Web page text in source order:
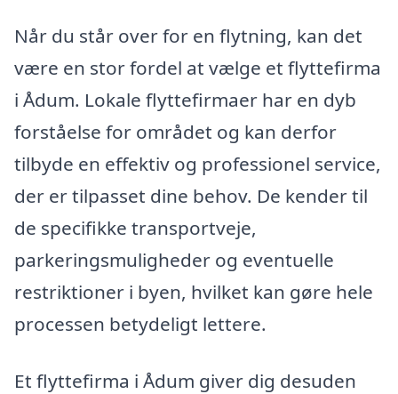
Når du står over for en flytning, kan det
være en stor fordel at vælge et flyttefirma
i Ådum. Lokale flyttefirmaer har en dyb
forståelse for området og kan derfor
tilbyde en effektiv og professionel service,
der er tilpasset dine behov. De kender til
de specifikke transportveje,
parkeringsmuligheder og eventuelle
restriktioner i byen, hvilket kan gøre hele
processen betydeligt lettere.
Et flyttefirma i Ådum giver dig desuden